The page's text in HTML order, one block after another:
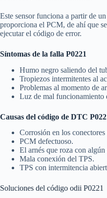
Este sensor funciona a partir de
proporciona el PCM, de ahí que
ejecutar el código de error.
Síntomas de la falla P0221
Humo negro saliendo del
Tropiezos intermitentes al
Problemas al momento de
Luz de mal funcionamiento
Causas del código de DTC
Corrosión en los
PCM defectuoso.
El arnés que roza con
Mala conexión del TPS.
TPS con intermitencia
Soluciones del código odii P0221